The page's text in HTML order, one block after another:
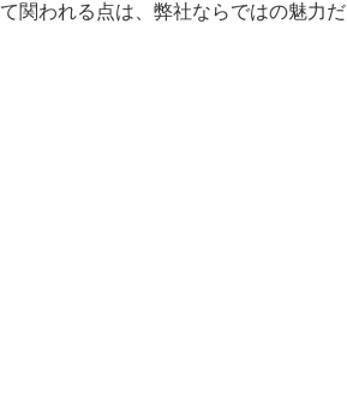
て関われる点は、弊社ならではの魅力だ